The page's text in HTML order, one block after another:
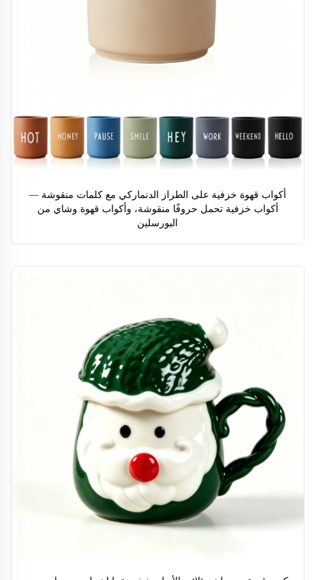
أكواب قهوة خزفية على الطراز الدنماركي مع كلمات منقوشة —
أكواب خزفية تحمل حروفًا منقوشة، وأكواب قهوة وشاي من
البورسلين